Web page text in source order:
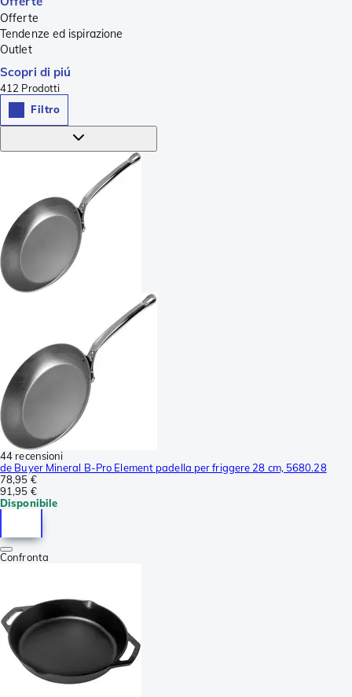
Offerte
Tendenze ed ispirazione
Outlet
Scopri di piú
412 Prodotti
Filtro
44 recensioni
de Buyer Mineral B-Pro Element padella per friggere 28 cm, 5680.28
78,95 €
91,95 €
Disponibile
Confronta